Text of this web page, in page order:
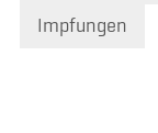
Impfungen